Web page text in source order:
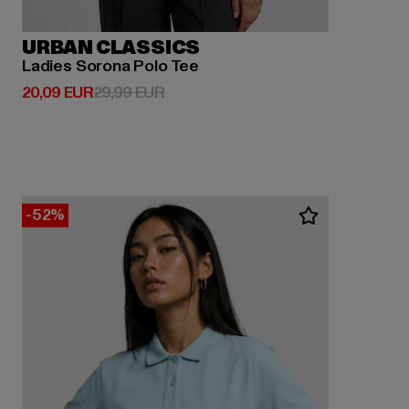
URBAN CLASSICS
Ladies Sorona Polo Tee
20,09 EUR
Derzeitiger Preis: 20,09 EUR
29,99 EURAktionspreis: 29,99 EUR
-52%